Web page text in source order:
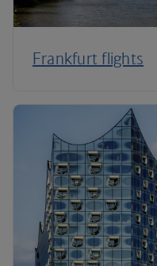
Frankfurt flights